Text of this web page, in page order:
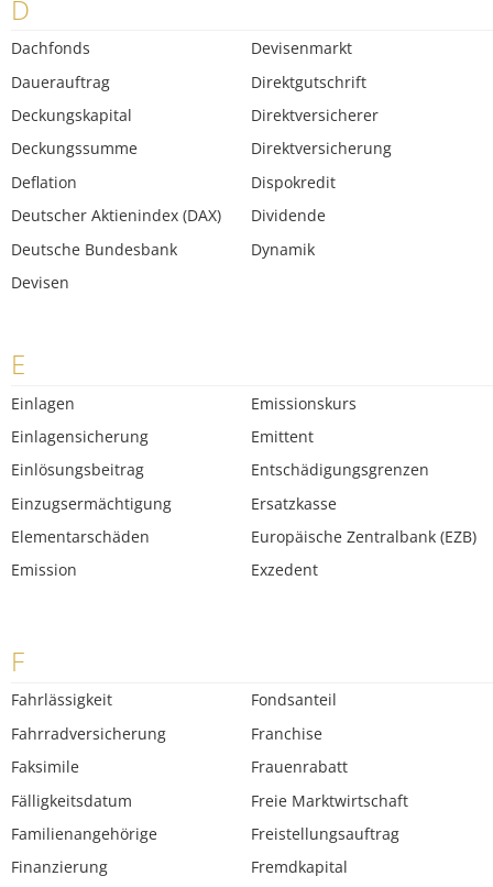
D
Dachfonds
Dauerauftrag
Deckungskapital
Deckungssumme
Deflation
Deutscher Aktienindex (DAX)
Deutsche Bundesbank
Devisen
Devisenmarkt
Direktgutschrift
Direktversicherer
Direktversicherung
Dispokredit
Dividende
Dynamik
E
Einlagen
Einlagensicherung
Einlösungsbeitrag
Einzugsermächtigung
Elementarschäden
Emission
Emissionskurs
Emittent
Entschädigungsgrenzen
Ersatzkasse
Europäische Zentralbank (EZB)
Exzedent
F
Fahrlässigkeit
Fahrradversicherung
Faksimile
Fälligkeitsdatum
Familienangehörige
Finanzierung
Fondsanteil
Franchise
Frauenrabatt
Freie Marktwirtschaft
Freistellungsauftrag
Fremdkapital